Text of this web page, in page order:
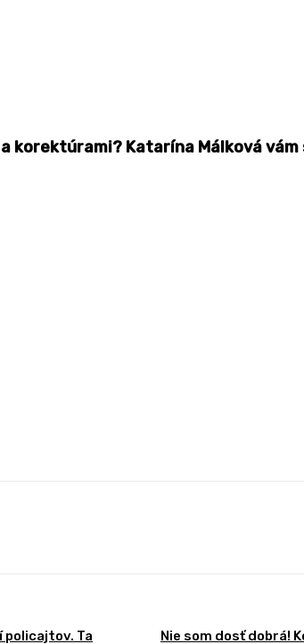
Katarína Málková
policajtov. Ta Nie som dosť dobrá!